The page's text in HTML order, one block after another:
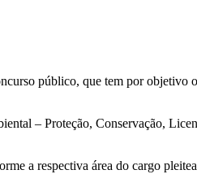
público, que tem por objetivo
– Proteção, Conservação,
a respectiva área do cargo